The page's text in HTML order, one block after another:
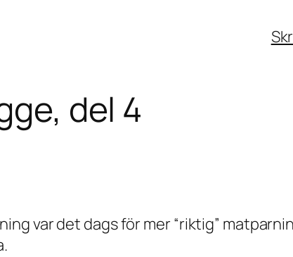
del 4
var det dags för mer “riktig”